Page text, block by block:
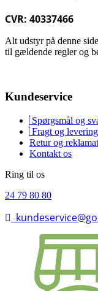
CVR: 40337466
Alt udstyr på denne
til gældende regler og
Kundeservice
Spørgsmål og
Fragt og levering
Retur og
Kontakt os
Ring til os
24 79 80 80